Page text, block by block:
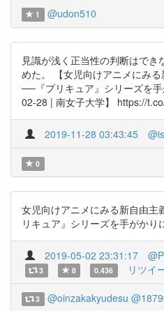
1 @udon510
見識が浅く正当性の判断はで
めた。 【女児向けアニメにみ
──『プリキュア』シリーズを
02-28 | 南女子大学】 https://
2019-11-28 03:43:45
0
女児向けアニメにみる新自由
リキュア』シリーズを手がか
2019-05-02 23:31:17
3 8 0.436 リツイ
3 @oinzakakyudesu